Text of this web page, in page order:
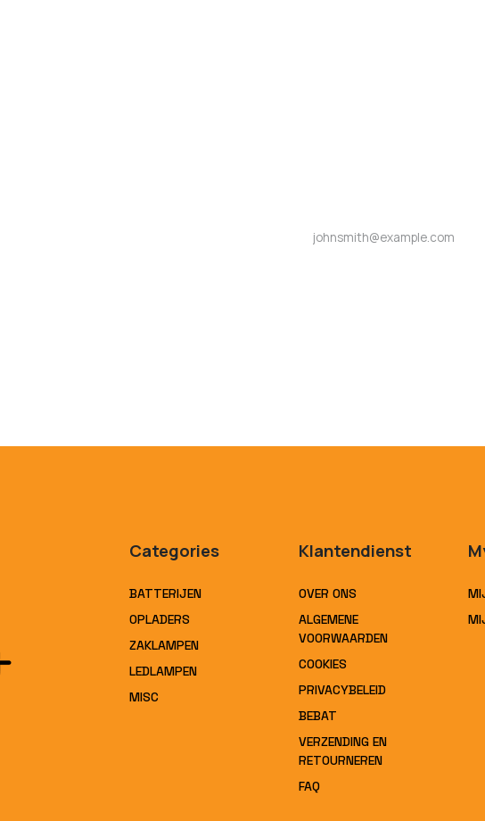
Categories
BATTERIJEN
OPLADERS
ZAKLAMPEN
LEDLAMPEN
MISC
Klantendienst
OVER ONS
ALGEMENE
VOORWAARDEN
COOKIES
PRIVACYBELEID
BEBAT
VERZENDING EN
RETOURNEREN
FAQ